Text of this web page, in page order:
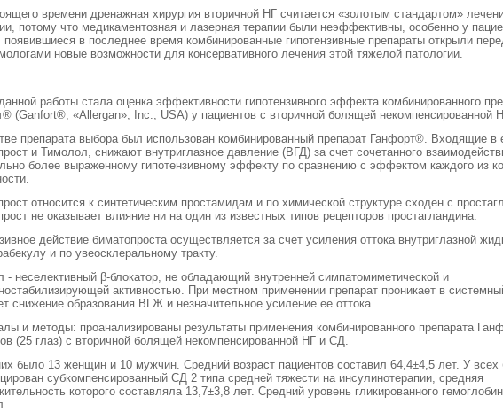
времени дренажная хирургия вторичной НГ считается «золотым стандартом»
потому что медикаментозная и лазерная терапии были неэффективны, особенно у
в последнее время комбинированные гипотензивные препараты открыли
новые возможности для консервативного лечения этой тяжелой патологии.
работы стала оценка эффективности гипотензивного эффекта комбинированного
® (Ganfort®, «Аllergan», Inc., USA) у пациентов с вторичной болящей некомпенсированной
препарата выбора был использован комбинированный препарат Ганфорт®. Входящие в
и Тимолол, снижают внутриглазное давление (ВГД) за счет сочетанного
более выраженному гипотензивному эффекту по сравнению с эффектом каждого из
относится к синтетическим простамидам и по химической структуре сходен с
не оказывает влияние ни на один из известных типов рецепторов простагландина.
действие биматопроста осуществляется за счет усиления оттока внутриглазной
и по увеосклеральному тракту.
- неселективный β-блокатор, не обладающий внутренней симпатомиметической и
активностью. При местном применении препарат проникает в
снижение образования ВГЖ и незначительное усиление ее оттока.
и методы: проанализированы результаты применения комбинированного препарата
(25 глаз) с вторичной болящей некомпенсированной НГ и СД.
было 13 женщин и 10 мужчин. Средний возраст пациентов составил 64,4±4,5 лет. У всех
субкомпенсированный СД 2 типа средней тяжести на инсулинотерапии, средняя
которого составляла 13,7±3,8 лет. Средний уровень гликированного